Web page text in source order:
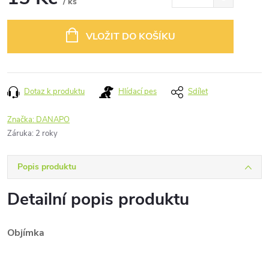
VLOŽIT DO KOŠÍKU
Dotaz k produktu Hlídací pes Sdílet
Značka: DANAPO
Záruka: 2 roky
Popis produktu
Detailní popis produktu
Objímka